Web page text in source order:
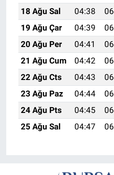
18 Ağu Sal
04:38
19 Ağu Çar
04:39
20 Ağu Per
04:41
21 Ağu Cum
04:42
22 Ağu Cts
04:43
23 Ağu Paz
04:44
24 Ağu Pts
04:45
25 Ağu Sal
04:47